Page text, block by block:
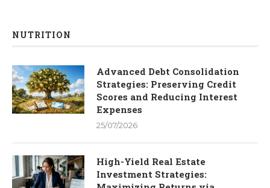
NUTRITION
Advanced Debt Consolidation
Strategies: Preserving Credit
Scores and Reducing Interest
Expenses
25/07/2026
High-Yield Real Estate
Investment Strategies: